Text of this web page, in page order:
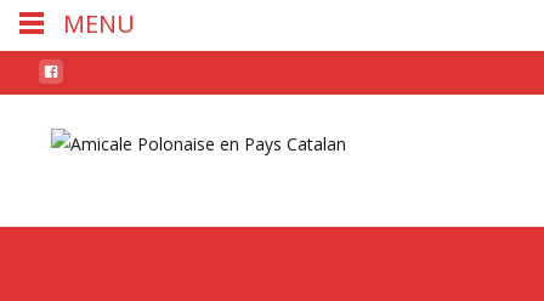
MENU